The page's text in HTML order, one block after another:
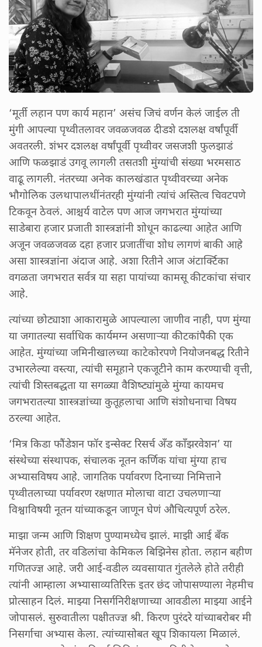
‘मूर्ती लहान पण कार्य महान’ असंच जिचं वर्णन केलं जाईल ती
मुंगी आपल्या पृथ्वीतलावर जवळजवळ दीडशे दशलक्ष वर्षांपूर्वी
अवतरली. शंभर दशलक्ष वर्षांपूर्वी पृथ्वीवर जसजशी फुलझाडं
आणि फळझाडं उगवू लागली तसतशी मुंग्यांची संख्या भरमसाठ
वाढू लागली. नंतरच्या अनेक कालखंडात पृथ्वीवरच्या अनेक
भौगोलिक उलथापालथींनंतरही मुंग्यांनी त्यांचं अस्तित्व चिवटपणे
टिकवून ठेवलं. आश्चर्य वाटेल पण आज जगभरात मुंग्यांच्या
साडेबारा हजार प्रजाती शास्त्रज्ञांनी शोधून काढल्या आहेत आणि
अजून जवळजवळ दहा हजार प्रजातींचा शोध लागणं बाकी आहे
असा शास्त्रज्ञांना अंदाज आहे. अशा रितीने आज अंटार्क्टिका
वगळता जगभरात सर्वत्र या सहा पायांच्या कामसू कीटकांचा संचार
आहे.
त्यांच्या छोट्याशा आकारामुळे आपल्याला जाणीव नाही, पण मुंग्या
या जगातल्या सर्वाधिक कार्यमग्न असणाऱ्या कीटकांपैकी एक
आहेत. मुंग्यांच्या जमिनीखालच्या काटेकोरपणे नियोजनबद्ध रितीने
उभारलेल्या वस्त्या, त्यांची समूहाने एकजूटीने काम करण्याची वृत्ती,
त्यांची शिस्तबद्धता या सगळ्या वैशिष्ट्यांमुळे मुंग्या कायमच
जगभरातल्या शास्त्रज्ञांच्या कुतूहलाचा आणि संशोधनाचा विषय
ठरल्या आहेत.
‘मित्र किडा फौंडेशन फॉर इन्सेक्ट रिसर्च अँड काँझरवेशन’ या
संस्थेच्या संस्थापक, संचालक नूतन कर्णिक यांचा मुंग्या हाच
अभ्यासविषय आहे. जागतिक पर्यावरण दिनाच्या निमित्ताने
पृथ्वीतलाच्या पर्यावरण रक्षणात मोलाचा वाटा उचलणाऱ्या
विश्वाविषयी नूतन यांच्याकडून जाणून घेणं औचित्यपूर्ण ठरेल.
माझा जन्म आणि शिक्षण पुण्यामध्येच झालं. माझी आई बँक
मॅनेजर होती, तर वडिलांचा केमिकल बिझिनेस होता. लहान बहीण
गणितज्ज्ञ आहे. जरी आई-वडील व्यवसायात गुंतलेले होते तरीही
त्यांनी आम्हाला अभ्यासाव्यतिरिक्त इतर छंद जोपासण्याला नेहमीच
प्रोत्साहन दिलं. माझ्या निसर्गनिरीक्षणाच्या आवडीला माझ्या आईने
जोपासलं. सुरुवातीला पक्षीतज्ज्ञ श्री. किरण पुरंदरे यांच्याबरोबर मी
निसर्गाचा अभ्यास केला. त्यांच्यासोबत खूप शिकायला मिळालं.